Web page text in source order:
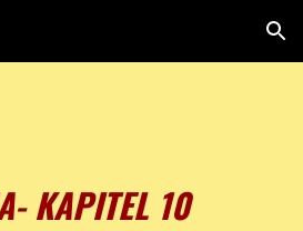
Skip to navigation
KAPITEL 10